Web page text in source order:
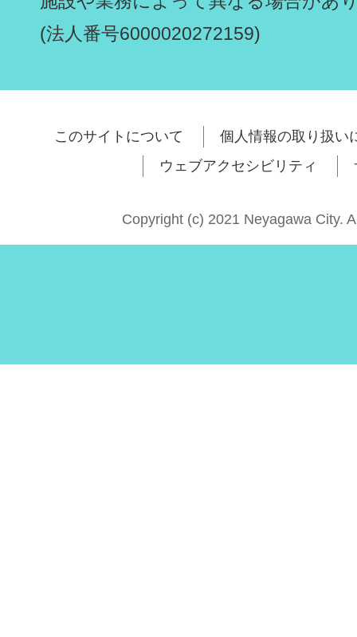
(法人番号6000020272159)
このサイトについて
個人情報の取り扱い
ウェブアクセシビリティ
Copyright (c) 2021 Neyagawa City.